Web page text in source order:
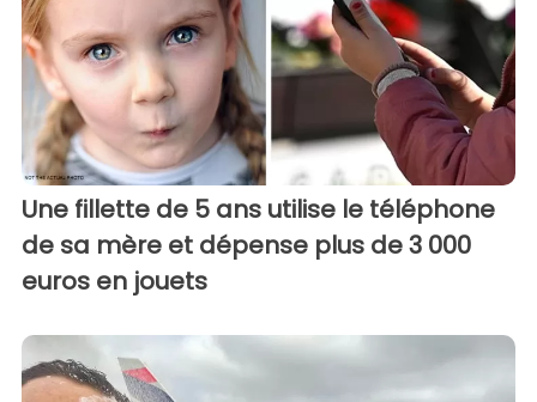
Une fillette de 5 ans utilise le téléphone
de sa mère et dépense plus de 3 000
euros en jouets